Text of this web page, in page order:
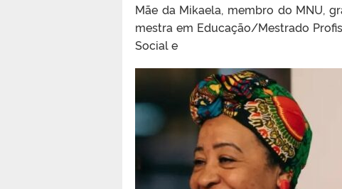
Mãe da Mikaela, membro do MNU,
mestra em Educação/Mestrado
Social e